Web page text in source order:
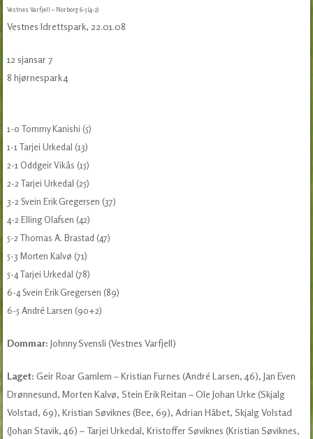
Vestnes Varfjell – Norborg 6-5 (4-2)
Vestnes Idrettspark, 22.01.08
12 sjansar 7
8 hjørnespark 4
1-0 Tommy Kanishi (5)
1-1 Tarjei Urkedal (13)
2-1 Oddgeir Vikås (15)
2-2 Tarjei Urkedal (25)
3-2 Svein Erik Gregersen (37)
4-2 Elling Olafsen (42)
5-2 Thomas A. Brastad (47)
5-3 Morten Kalvø (71)
5-4 Tarjei Urkedal (78)
6-4 Svein Erik Gregersen (89)
6-5 André Larsen (90+2)
Dommar: Johnny Svensli (Vestnes Varfjell)
Laget: Geir Roar Gamlem – Kristian Furnes (André Larsen, 46), Jan Even
Drønnesund, Morten Kalvø, Stein Erik Reitan – Ole Johan Urke (Skjalg
Volstad, 69), Kristian Søviknes (Bee, 69), Adrian Håbet, Skjalg Volstad
(Johan Stavik, 46) – Tarjei Urkedal, Kristoffer Søviknes (Kristian Søviknes,